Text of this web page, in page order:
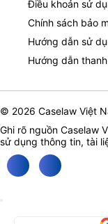
Điều khoản sử
Chính sách bảo
Hướng dẫn sử
Hướng dẫn
© 2026 Caselaw Việt
Ghi rõ nguồn Caselaw
sử dụng thông tin, tài